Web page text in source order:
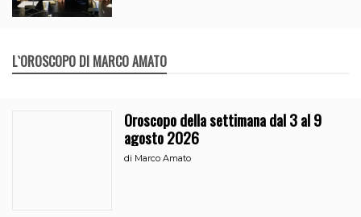
L`OROSCOPO DI MARCO AMATO
Oroscopo della settimana dal 3 al 9
agosto 2026
di Marco Amato